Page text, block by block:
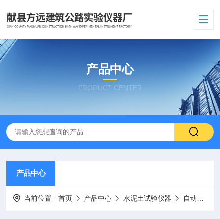
产品中心
PRODUCT CENTER
产品中心
当前位置：首页 产品中心 水泥土试验仪器 自动恒温水泥水化热测定仪